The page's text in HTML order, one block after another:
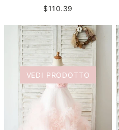
$110.39
VEDI PRODOTTO